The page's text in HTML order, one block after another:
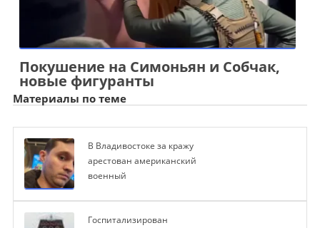
Покушение на Симоньян и Собчак,
новые фигуранты
Материалы по теме
В Владивостоке за кражу
арестован американский
военный
Госпитализирован